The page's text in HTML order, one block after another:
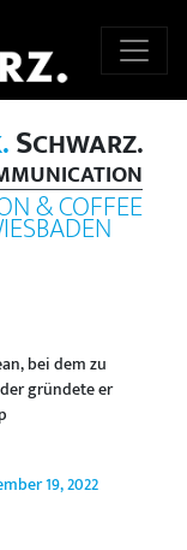
SCHWARZ.
& COFFEE
bei dem zu
gründete er
19, 2022